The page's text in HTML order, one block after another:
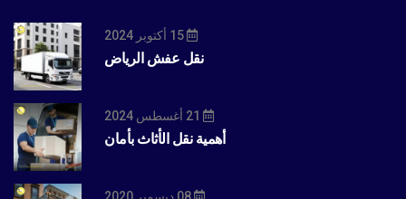
نقل عفش الرياض
أهمية نقل الأثاث بأمان